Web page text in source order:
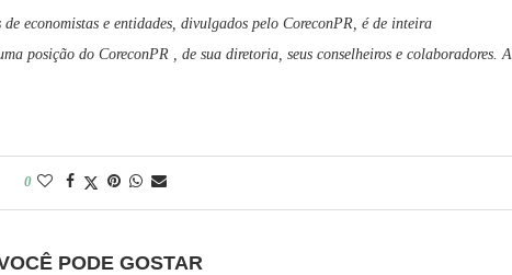
economistas e entidades, divulgados pelo CoreconPR, é de inteira
posição do CoreconPR , de sua diretoria, seus conselheiros e colaboradores. A
0
PODE GOSTAR